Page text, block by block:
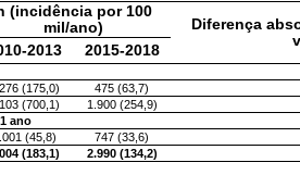
(incidência por 100
mil/ano)
Diferença
2013 2015-2018
(175,0)
475 (63,7)
(700,1)
1.900 (254,9)
ano
(45,8)
747 (33,6)
(183,1) 2.990 (134,2)